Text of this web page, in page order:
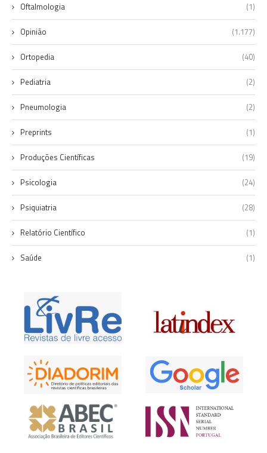
Oftalmologia (1)
Opinião (1.177)
Ortopedia (40)
Pediatria (2)
Pneumologia (2)
Preprints (1)
Produções Científicas (19)
Psicologia (24)
Psiquiatria (28)
Relatório Científico (1)
Saúde (1)